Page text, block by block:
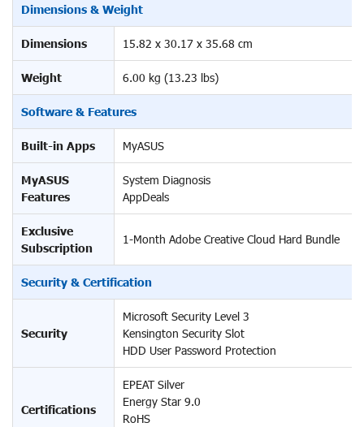
Dimensions & Weight
Dimensions 15.82 x 30.17 x 35.68 cm
Weight 6.00 kg (13.23 lbs)
Software & Features
Built-in Apps MyASUS
MyASUS
Features
System Diagnosis
AppDeals
Exclusive
Subscription
1-Month Adobe Creative Cloud Hard Bundle
Security & Certification
Security
Microsoft Security Level 3
Kensington Security Slot
HDD User Password Protection
Certifications
EPEAT Silver
Energy Star 9.0
RoHS